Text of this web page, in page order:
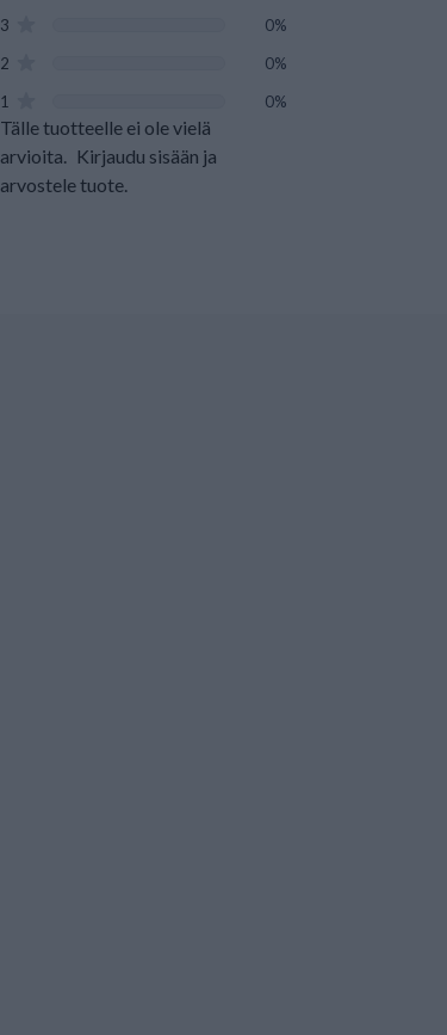
3
0%
2
0%
1
0%
Tälle tuotteelle ei ole vielä
arvioita. Kirjaudu sisään ja
arvostele tuote.